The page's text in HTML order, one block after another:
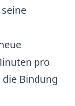
pro
Bindung